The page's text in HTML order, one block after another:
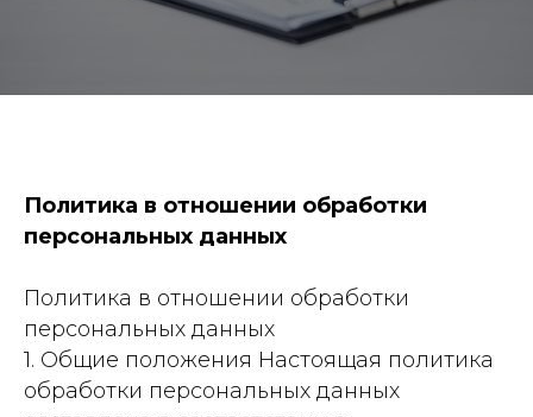
Политика в отношении обработки
персональных данных
Политика в отношении обработки
персональных данных
1. Общие положения Настоящая политика
обработки персональных данных